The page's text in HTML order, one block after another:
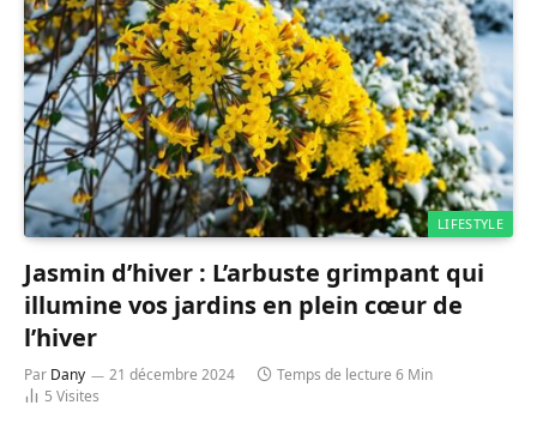
LIFESTYLE
Jasmin d’hiver : L’arbuste grimpant qui
illumine vos jardins en plein cœur de
l’hiver
Par Dany 21 décembre 2024
Temps de lecture 6 Min
5 Visites